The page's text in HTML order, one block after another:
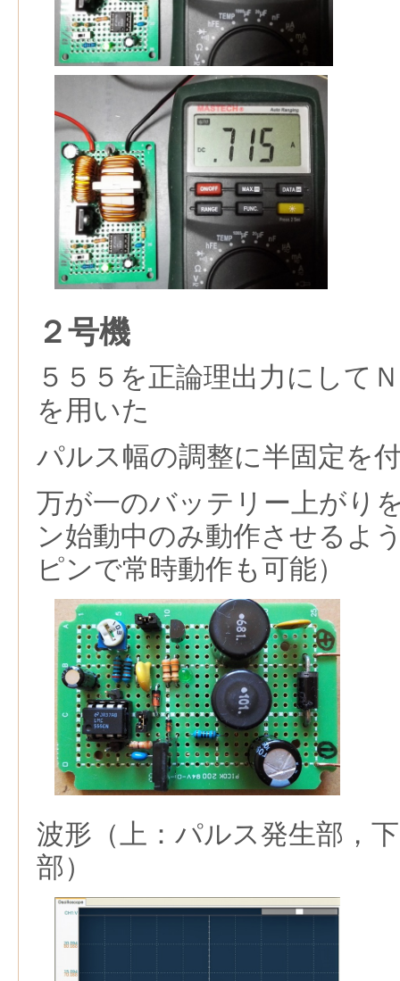
２号機
５５５を正論理出力にして
を用いた
パルス幅の調整に半固定を
万が一のバッテリー上がり
ン始動中のみ動作させるよ
ピンで常時動作も可能）
波形（上：パルス発生部，
部）